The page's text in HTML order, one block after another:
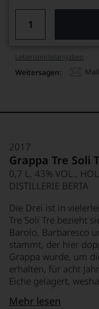
Lebensmittel­angaben
Weitersagen: Mail
2017
Grappa Tre Soli
0,7 L, 43% VOL.,
DISTILLERIE BERTA
Die Drei ist in
Tre Soli Tre bezieht
Barolo, Barbaresco
stammt, der hier
Grappa wurde, um
erhalten, für acht
Eiche gelagert,
ist ein würziger
Mehr lesen